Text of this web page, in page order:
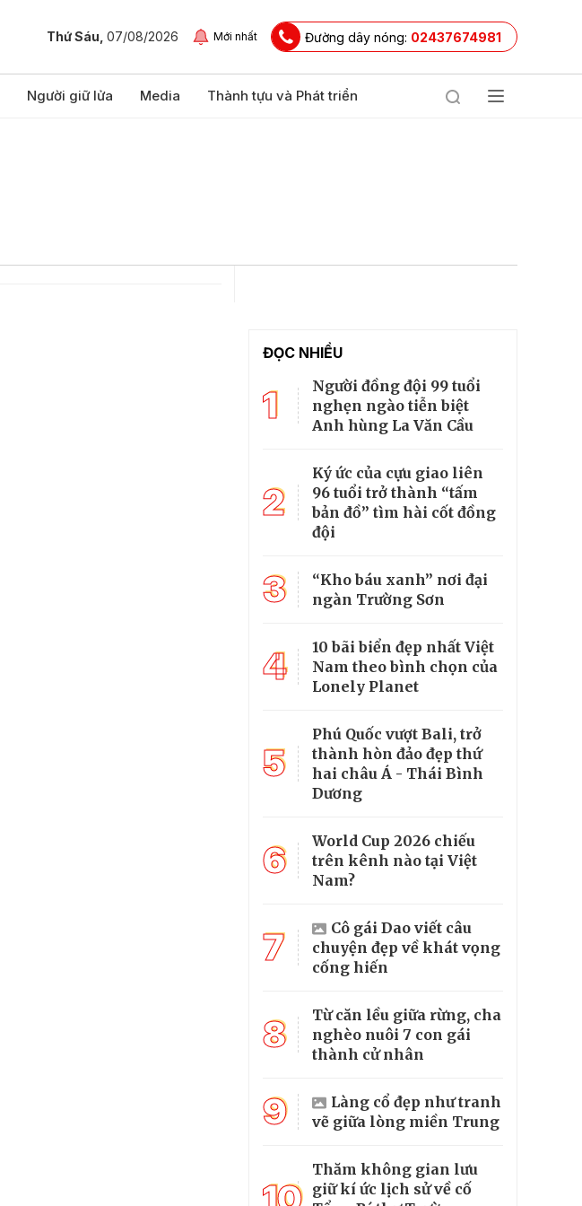
Thứ Sáu, 07/08/2026 Mới nhất Đường dây nóng: 02437674981
Người giữ lửa Media Thành tựu và Phát triển
ĐỌC NHIỀU
1
Người đồng đội 99 tuổi
nghẹn ngào tiễn biệt
Anh hùng La Văn Cầu
2
Ký ức của cựu giao liên
96 tuổi trở thành “tấm
bản đồ” tìm hài cốt đồng
đội
3
“Kho báu xanh” nơi đại
ngàn Trường Sơn
4
10 bãi biển đẹp nhất Việt
Nam theo bình chọn của
Lonely Planet
5
Phú Quốc vượt Bali, trở
thành hòn đảo đẹp thứ
hai châu Á - Thái Bình
Dương
6
World Cup 2026 chiếu
trên kênh nào tại Việt
Nam?
7
Cô gái Dao viết câu
chuyện đẹp về khát vọng
cống hiến
8
Từ căn lều giữa rừng, cha
nghèo nuôi 7 con gái
thành cử nhân
9
Làng cổ đẹp như tranh
vẽ giữa lòng miền Trung
Thăm không gian lưu
giữ kí ức lịch sử về cố